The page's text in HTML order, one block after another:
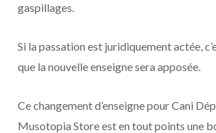
gaspillages.
Si la passation est juridiquement actée,
que la nouvelle enseigne sera apposée.
Ce changement d’enseigne pour Cani
Musotopia Store est en tout points une